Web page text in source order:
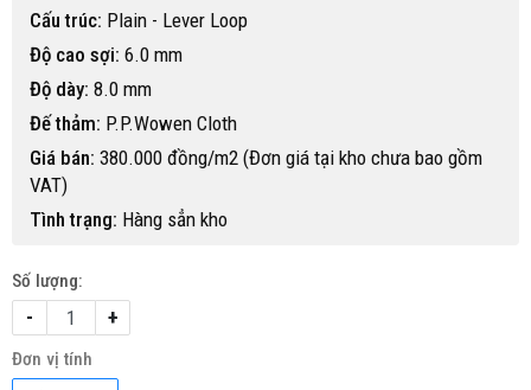
Cấu trúc: Plain - Lever Loop
Độ cao sợi: 6.0 mm
Độ dày: 8.0 mm
Đế thảm: P.P.Wowen Cloth
Giá bán: 380.000 đồng/m2 (Đơn giá tại kho chưa bao gồm
VAT)
Tình trạng: Hàng sẳn kho
Số lượng:
- +
Đơn vị tính